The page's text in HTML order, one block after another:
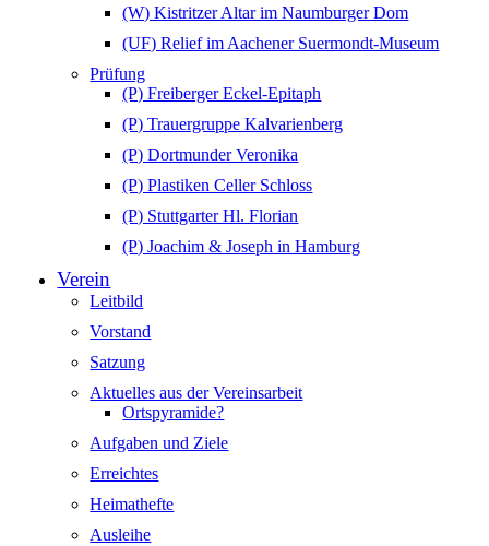
(W) Kistritzer Altar im Naumburger Dom
(UF) Relief im Aachener Suermondt-Museum
Prüfung
(P) Freiberger Eckel-Epitaph
(P) Trauergruppe Kalvarienberg
(P) Dortmunder Veronika
(P) Plastiken Celler Schloss
(P) Stuttgarter Hl. Florian
(P) Joachim & Joseph in Hamburg
Verein
Leitbild
Vorstand
Satzung
Aktuelles aus der Vereinsarbeit
Ortspyramide?
Aufgaben und Ziele
Erreichtes
Heimathefte
Ausleihe